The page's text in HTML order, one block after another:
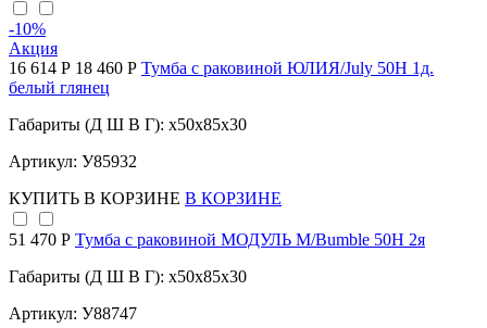
-10%
Акция
16 614 Р 18 460 Р Тумба с раковиной ЮЛИЯ/July 50Н 1д.
белый глянец
Габариты (Д Ш В Г): x50x85x30
Артикул: У85932
КУПИТЬ В КОРЗИНЕ В КОРЗИНЕ
51 470 Р Тумба с раковиной МОДУЛЬ М/Bumble 50Н 2я
Габариты (Д Ш В Г): x50x85x30
Артикул: У88747